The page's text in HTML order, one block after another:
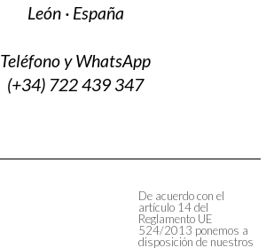
León · España
Teléfono y WhatsApp
(+34) 722 439 347
De acuerdo con el
artículo 14 del
Reglamento UE
524/2013 ponemos a
disposición de nuestros